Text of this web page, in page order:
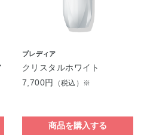
プレディア
クリスタルホワイト
7,700円
（税込）※
商品を購入する